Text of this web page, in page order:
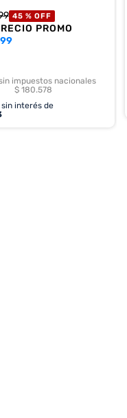
45 % OFF
PROMO
impuestos nacionales
$ 180.578
interés de